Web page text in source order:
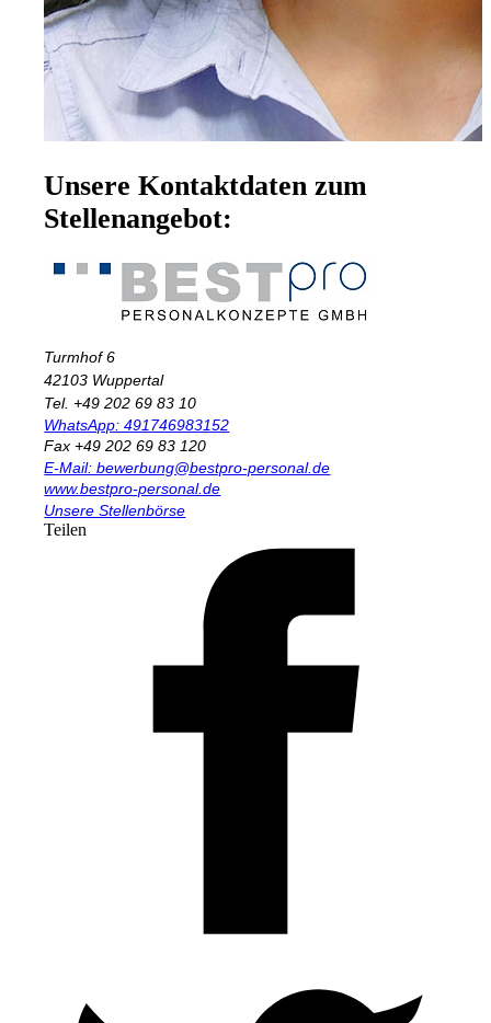
Unsere Kontaktdaten zum
Stellenangebot:
Turmhof 6
42103 Wuppertal
Tel. +49 202 69 83 10
WhatsApp: 491746983152
Fax +49 202 69 83 120
E-Mail: bewerbung@bestpro-personal.de
www.bestpro-personal.de
Unsere Stellenbörse
Teilen